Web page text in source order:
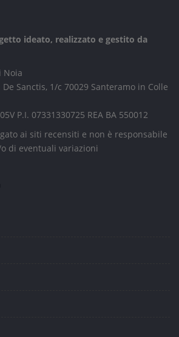
ideato, realizzato e gestito da
Noia
De Sanctis, 1/c 70029 Santeramo in Colle
P.I. 07331330725 REA BA 550012
ai siti recensiti e non è responsabile
di eventuali variazioni